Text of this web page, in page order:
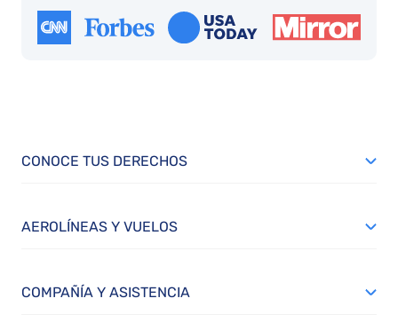
CONOCE TUS DERECHOS
AEROLÍNEAS Y VUELOS
COMPAÑÍA Y ASISTENCIA